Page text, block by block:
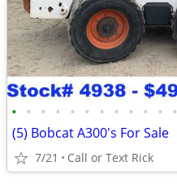
• • • • • • • • • • • •
(5) Bobcat A300's For Sale
7/21 Call or Text Rick